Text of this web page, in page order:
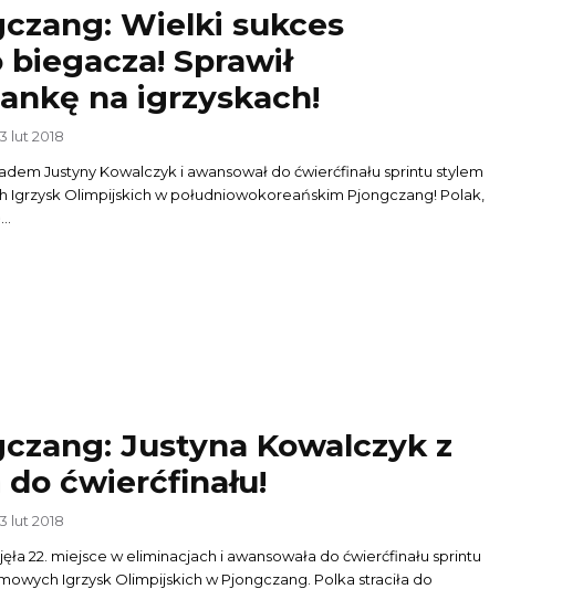
Wielki sukces
Sprawił
na igrzyskach!
lut 2018
Justyny Kowalczyk i awansował do ćwierćfinału sprintu stylem
Igrzysk Olimpijskich w południowokoreańskim Pjongczang! Polak,
Justyna Kowalczyk z
ćwierćfinału!
lut 2018
22. miejsce w eliminacjach i awansowała do ćwierćfinału sprintu
Igrzysk Olimpijskich w Pjongczang. Polka straciła do